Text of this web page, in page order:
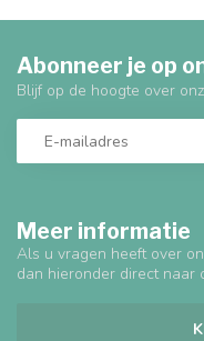
Meer informatie
Als u vragen heeft over
dan hieronder direct naar
Abonneer je op
Blijf op de hoogte over